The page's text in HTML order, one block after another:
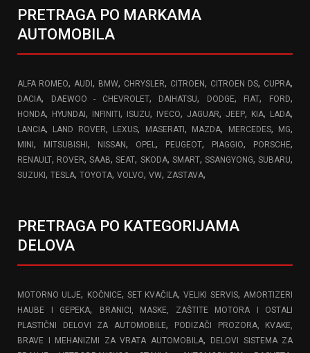
PRETRAGA PO MARKAMA
AUTOMOBILA
ALFA ROMEO, AUDI , BMW, CHRYSLER, CITROEN, CITROEN DS, CUPRA,
DACIA, DAEWOO - CHEVROLET, DAIHATSU, DODGE, FIAT, FORD,
HONDA, HYUNDAI , INFINITI , ISUZU, IVECO, JAGUAR, JEEP, KIA, LADA,
LANCIA, LAND ROVER, LEXUS, MASERATI , MAZDA, MERCEDES, MG,
MINI , MITSUBISHI , NISSAN, OPEL, PEUGEOT, PIAGGIO, PORSCHE,
RENAULT, ROVER,SAAB,SEAT, SKODA, SMART, SSANGYONG,SUBARU,
SUZUKI , TESLA, TOYOTA, VOLVO, VW, ZASTAVA,
PRETRAGA PO KATEGORIJAMA
DELOVA
MOTORNO ULJE, KOČNICE, SET KVAČILA,VELIKI SERVIS,AMORTIZERI
HAUBE I GEPEKA,
BRANICI, MASKE, ZAŠTITE MOTORA I OSTALI
PLASTIČNI DELOVI ZA AUTOMOBILE,
PODIZAČI PROZORA, KVAKE,
BRAVE I MEHANIZMI ZA VRATA AUTOMOBILA,
DELOVI SISTEMA ZA